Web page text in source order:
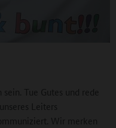
Tue Gutes und rede
Leiters
Wir merken